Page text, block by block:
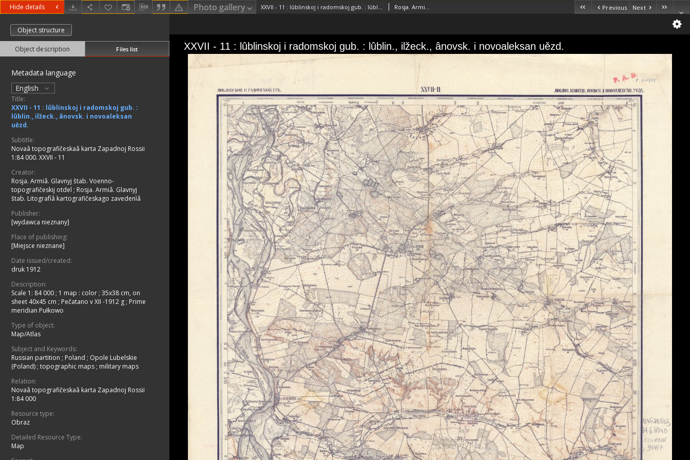
Hide details Photo gallery XXVII - 11 : lûblinskoj i radomskoj gub. : lûblin., ilžeck., ânovsk. i novoaleksan uězd. Rosja. Armiâ. Glavnyj štab. Voenno-topografičeskij otdelRosja. Armiâ. Glavnyj štab. Litografìâ kartografičeskago zavedenìâ Previous Next
Object structure
Object description Files list
Metadata language
English
Title:
XXVII - 11 : lûblinskoj i radomskoj gub. :
lûblin., ilžeck., ânovsk. i novoaleksan
uězd.
Subtitle:
Novaâ topografičeskaâ karta Zapadnoj Rossii
1:84 000. XXVII - 11
Creator:
Rosja. Armiâ. Glavnyj štab. Voenno-
topografičeskij otdel ; Rosja. Armiâ. Glavnyj
štab. Litografìâ kartografičeskago zavedenìâ
Publisher:
[wydawca nieznany]
Place of publishing:
[Miejsce nieznane]
Date issued/created:
druk 1912
Description:
Scale 1: 84 000 ; 1 map : color ; 35x38 cm, on
sheet 40x45 cm ; Pečatano v XII -1912 g ; Prime
meridian Pułkowo
Type of object:
Map/Atlas
Subject and Keywords:
Russian partition ; Poland ; Opole Lubelskie
(Poland) ; topographic maps ; military maps
Relation:
Novaâ topografičeskaâ karta Zapadnoj Rossii
1:84 000
Resource type:
Obraz
Detailed Resource Type:
Map